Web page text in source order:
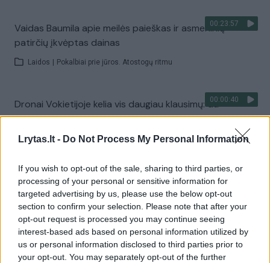
Lrytas.lt - Do Not Process My Personal Information
If you wish to opt-out of the sale, sharing to third parties, or
processing of your personal or sensitive information for
targeted advertising by us, please use the below opt-out
section to confirm your selection. Please note that after your
opt-out request is processed you may continue seeing
interest-based ads based on personal information utilized by
us or personal information disclosed to third parties prior to
your opt-out. You may separately opt-out of the further
00:23:57
Vaidas Baumila apie meilės paieškas ir asmeninių
patirčių įkvėptas dainas
Laidos Pokalbiai prie jūros. Atostogų ritmu
00:00:40
Dronai Vokietijoje kelia vis daugiau klausimų: du
pastebėti virš karinės bazės
Žinios | Pasaulis
Visi įrašai
Žiūrimiausi įrašai